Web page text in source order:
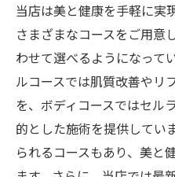
当店は美と健康を手軽に実
さまざまなコースをご用意
わせて選べるようになって
ルコースでは肌質改善やリ
を、ボディコースではセル
的とした施術を提供してい
られるコースもあり、美と